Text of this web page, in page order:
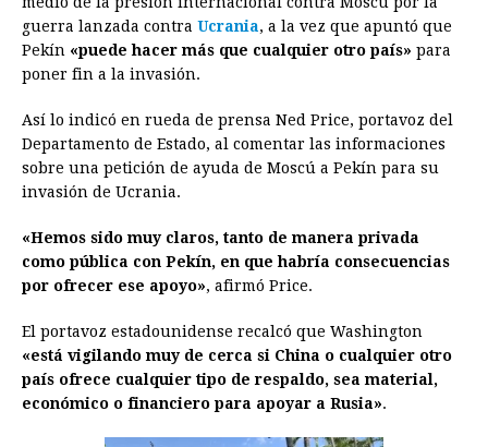
b
o
k
e
n
e
r
s
A
p
a
d
e
r
s
t
e
d
n
l
t
L
i
k
guerra lanzada contra Ucrania, a la vez que apuntó que
Pekín «puede hacer más que cualquier otro país» para
poner fin a la invasión.
Así lo indicó en rueda de prensa Ned Price, portavoz del
Departamento de Estado, al comentar las informaciones
sobre una petición de ayuda de Moscú a Pekín para su
invasión de Ucrania.
«Hemos sido muy claros, tanto de manera privada
como pública con Pekín, en que habría consecuencias
por ofrecer ese apoyo», afirmó Price.
El portavoz estadounidense recalcó que Washington
«está vigilando muy de cerca si China o cualquier otro
país ofrece cualquier tipo de respaldo, sea material,
económico o financiero para apoyar a Rusia».